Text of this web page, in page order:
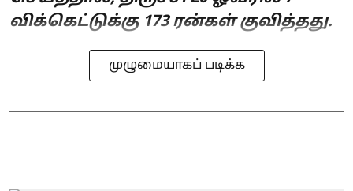
விக்கெட்டுக்கு 173 ரன்கள் குவித்தது.
முழுமையாகப் படிக்க